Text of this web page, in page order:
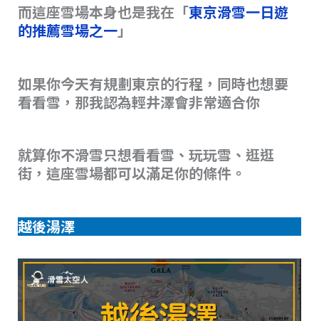
而這座雪場本身也是我在「東京滑雪一日遊
的推薦雪場之一」
如果你今天有規劃東京的行程，同時也想要
看看雪，那我認為輕井澤會非常適合你
就算你不滑雪只想看看雪、玩玩雪、逛逛
街，這座雪場都可以滿足你的條件。
越後湯澤